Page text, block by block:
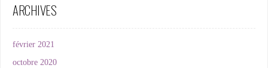
ARCHIVES
février 2021
octobre 2020